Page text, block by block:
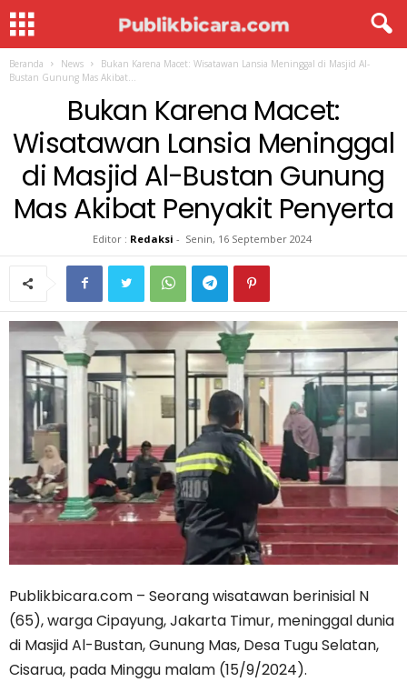
Beranda News
Bukan Karena Macet: Wisatawan Lansia Meninggal di Masjid Al-
Bustan Gunung Mas Akibat...
Bukan Karena Macet:
Wisatawan Lansia Meninggal
di Masjid Al-Bustan Gunung
Mas Akibat Penyakit Penyerta
Editor : Redaksi - Senin, 16 September 2024
Publikbicara.com – Seorang wisatawan berinisial N
(65), warga Cipayung, Jakarta Timur, meninggal dunia
di Masjid Al-Bustan, Gunung Mas, Desa Tugu Selatan,
Cisarua, pada Minggu malam (15/9/2024).